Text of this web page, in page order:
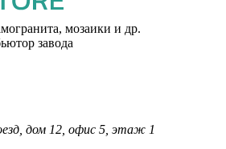
мозаики и др.
завода
дом 12, офис 5, этаж 1